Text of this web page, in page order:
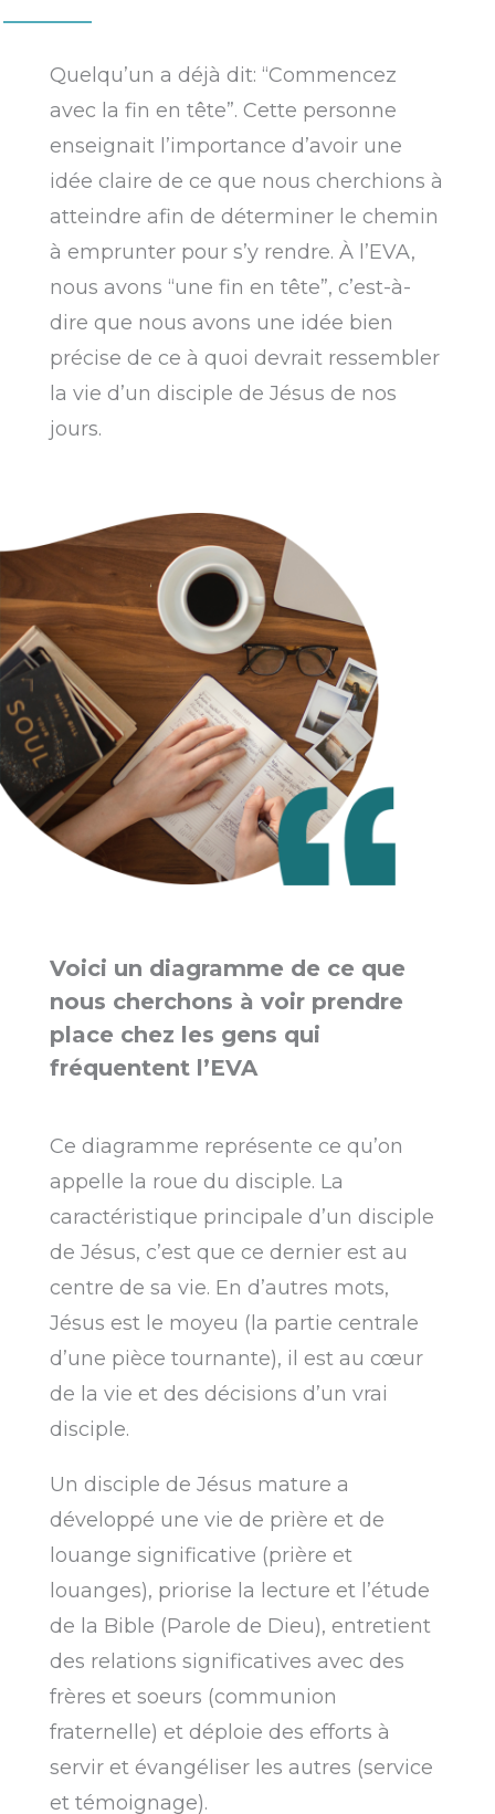
Quelqu’un a déjà dit: “Commencez
avec la fin en tête”. Cette personne
enseignait l’importance d’avoir une
idée claire de ce que nous cherchions à
atteindre afin de déterminer le chemin
à emprunter pour s’y rendre. À l’EVA,
nous avons “une fin en tête”, c’est-à-
dire que nous avons une idée bien
précise de ce à quoi devrait ressembler
la vie d’un disciple de Jésus de nos
jours.
Voici un diagramme de ce que
nous cherchons à voir prendre
place chez les gens qui
fréquentent l’EVA
Ce diagramme représente ce qu’on
appelle la roue du disciple. La
caractéristique principale d’un disciple
de Jésus, c’est que ce dernier est au
centre de sa vie. En d’autres mots,
Jésus est le moyeu (la partie centrale
d’une pièce tournante), il est au cœur
de la vie et des décisions d’un vrai
disciple.
Un disciple de Jésus mature a
développé une vie de prière et de
louange significative (prière et
louanges), priorise la lecture et l’étude
de la Bible (Parole de Dieu), entretient
des relations significatives avec des
frères et soeurs (communion
fraternelle) et déploie des efforts à
servir et évangéliser les autres (service
et témoignage).